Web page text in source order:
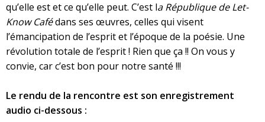
qu’elle est et ce qu’elle peut. C’est la République de Let-
Know Cafédans ses œuvres, celles qui visent
l’émancipation de l’esprit et l’époque de la poésie. Une
révolution totale de l’esprit ! Rien que ça !! On vous y
convie, car c’est bon pour notre santé !!!
Le rendu de la rencontre est son enregistrement
audio ci-dessous :